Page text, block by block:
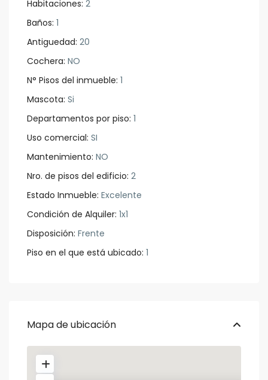
Habitaciones: 2
Baños: 1
Antiguedad: 20
Cochera: NO
N° Pisos del inmueble: 1
Mascota: Si
Departamentos por piso: 1
Uso comercial: SI
Mantenimiento: NO
Nro. de pisos del edificio: 2
Estado Inmueble: Excelente
Condición de Alquiler: 1x1
Disposición: Frente
Piso en el que está ubicado: 1
Mapa de ubicación